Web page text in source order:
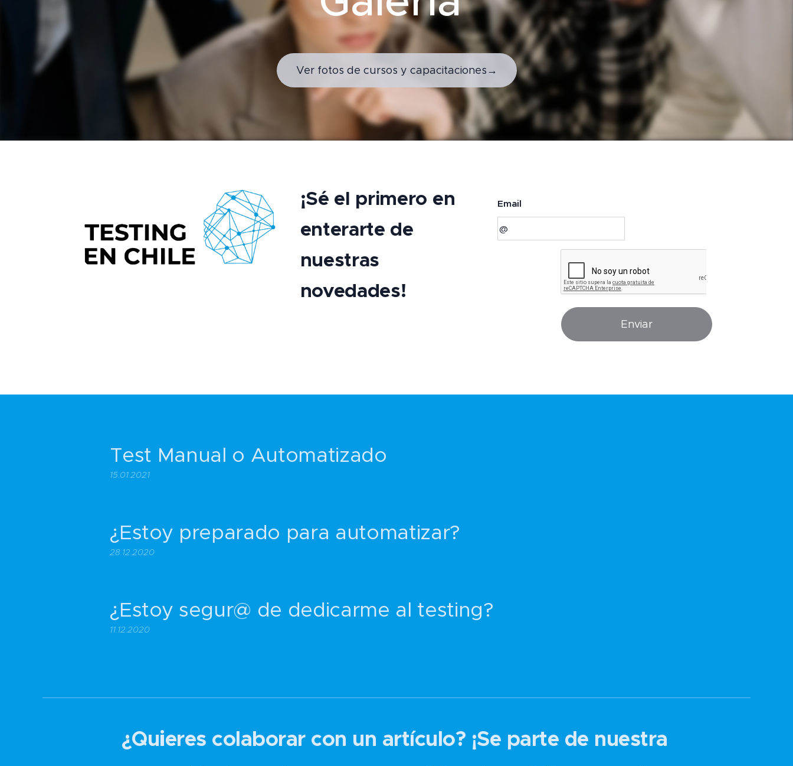
Ver fotos de cursos y capacitaciones→
¡Sé el primero en
enterarte de
nuestras
novedades!
Email
Enviar
Test Manual o Automatizado
15.01.2021
¿Estoy preparado para automatizar?
28.12.2020
¿Estoy segur@ de dedicarme al testing?
11.12.2020
¿Quieres colaborar con un artículo? ¡Se parte de nuestra